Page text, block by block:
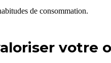
de consommation.
votre